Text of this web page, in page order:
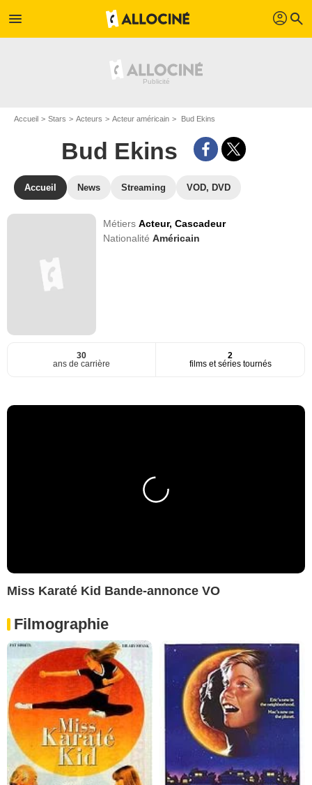
menu profil search
Accueil Stars Acteurs Acteur américain Bud Ekins
Bud Ekins
Accueil News Streaming VOD, DVD
MétiersActeur,Cascadeur
NationalitéAméricain
30
ans de carrière
2
films et séries tournés
Miss Karaté Kid Bande-annonce VO
Filmographie